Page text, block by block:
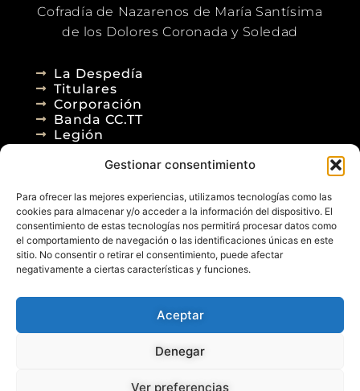
Gestionar consentimiento
Para ofrecer las mejores experiencias, utilizamos tecnologías como las
cookies para almacenar y/o acceder a la información del dispositivo. El
consentimiento de estas tecnologías nos permitirá procesar datos como
el comportamiento de navegación o las identificaciones únicas en este
sitio. No consentir o retirar el consentimiento, puede afectar
negativamente a ciertas características y funciones.
Aceptar
Denegar
Ver preferencias
Cofradía de Nazarenos de María Santísima
de los Dolores Coronada y Soledad
La Despedía
Titulares
Corporación
Banda CC.TT
Legión
Agenda
Blog
Contacto
Política de Privacidad